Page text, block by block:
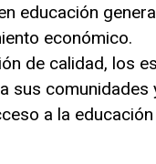
educación
económico.
de calidad, los
sus
a la